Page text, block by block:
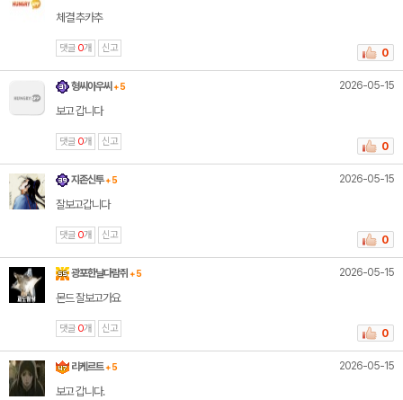
체결 추카추
댓글 0개 신고 0
형씨아우씨 + 5 2026-05-15
보고 갑니다
댓글 0개 신고 0
지존신투+ 5 2026-05-15
잘보고갑니다
댓글 0개 신고 0
광포한날다람쥐 + 5 2026-05-15
몬드 잘보고가요
댓글 0개 신고 0
리케르트+ 5 2026-05-15
보고 갑니다.